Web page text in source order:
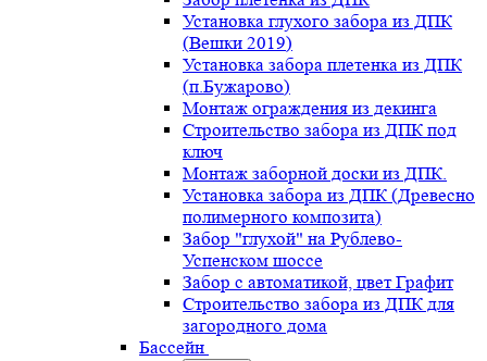
Установка глухого забора из ДПК
(Вешки 2019)
Установка забора плетенка из ДПК
(п.Бужарово)
Монтаж ограждения из декинга
Строительство забора из ДПК под
ключ
Монтаж заборной доски из ДПК.
Установка забора из ДПК (Древесно
полимерного композита)
Забор "глухой" на Рублево-
Успенском шоссе
Забор с автоматикой, цвет Графит
Строительство забора из ДПК для
загородного дома
Бассейн